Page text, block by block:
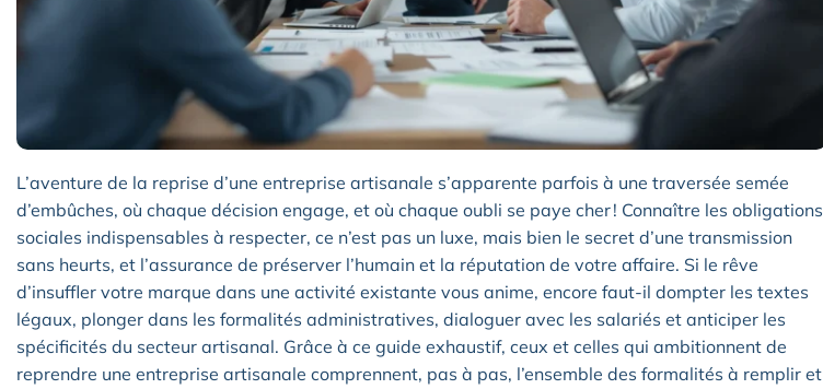
L’aventure de la reprise d’une entreprise artisanale s’apparente parfois à une traversée semée
d’embûches, où chaque décision engage, et où chaque oubli se paye cher ! Connaître les obligations
sociales indispensables à respecter, ce n’est pas un luxe, mais bien le secret d’une transmission
sans heurts, et l’assurance de préserver l’humain et la réputation de votre affaire. Si le rêve
d’insuffler votre marque dans une activité existante vous anime, encore faut-il dompter les textes
légaux, plonger dans les formalités administratives, dialoguer avec les salariés et anticiper les
spécificités du secteur artisanal. Grâce à ce guide exhaustif, ceux et celles qui ambitionnent de
reprendre une entreprise artisanale comprennent, pas à pas, l’ensemble des formalités à remplir et